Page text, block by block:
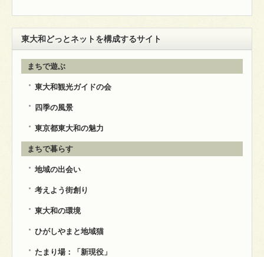
東大和どっとネットを構成するサイト
まちで遊ぶ
東大和観光ガイドの会
四季の風景
東京都東大和の魅力
まちで暮らす
地域の出会い
考えよう街創り
東大和の環境
ひがしやまと地域猫
たまり場：「新現役」